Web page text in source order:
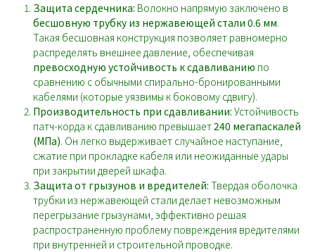
Защита сердечника: Волокно напрямую заключено в
бесшовную трубку из нержавеющей стали 0.6 мм.
Такая бесшовная конструкция позволяет равномерно
распределять внешнее давление, обеспечивая
превосходную устойчивость к сдавливанию по
сравнению с обычными спирально-бронированными
кабелями (которые уязвимы к боковому сдвигу).
Производительность при сдавливании: Устойчивость
патч-корда к сдавливанию превышает240 мегапаскалей
(МПа). Он легко выдерживает случайное наступание,
сжатие при прокладке кабеля или неожиданные удары
при закрытии дверей шкафа.
Защита от грызунов и вредителей: Твердая оболочка
трубки из нержавеющей стали делает невозможным
перегрызание грызунами, эффективно решая
распространенную проблему повреждения вредителями
при внутренней и строительной проводке.